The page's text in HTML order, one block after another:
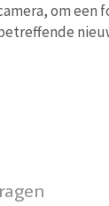
om een